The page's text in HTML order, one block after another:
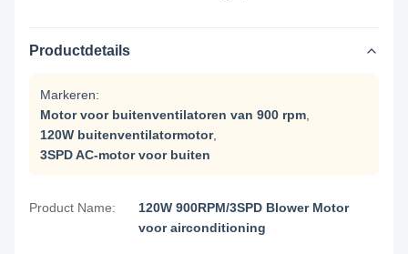
Productdetails
Markeren:
Motor voor buitenventilatoren van 900 rpm
120W buitenventilatormotor,
3SPD AC-motor voor buiten
Product Name:
120W 900RPM/3SPD Blower Motor
voor airconditioning